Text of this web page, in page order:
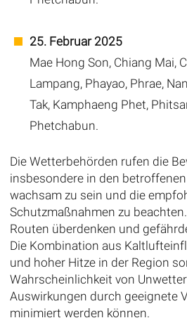
25. Februar 2025
Mae Hong Son, Chiang Mai,
Lampang, Phayao, Phrae,
Tak, Kamphaeng Phet,
Phetchabun.
Die Wetterbehörden rufen die
insbesondere in den
wachsam zu sein und die
Schutzmaßnahmen zu
Routen überdenken und
Die Kombination aus
und hoher Hitze in der Region
Wahrscheinlichkeit von
Auswirkungen durch geeignete
minimiert werden können.